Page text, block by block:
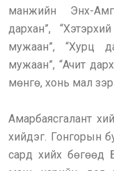
манжийн Энх-
дархан”,
мужаан”, “Хурц
мужаан”, “Ачит
мөнгө, хонь мал
Амарбаясгалант
хийдэг. Гонгорын
сард хийх бөгөөд